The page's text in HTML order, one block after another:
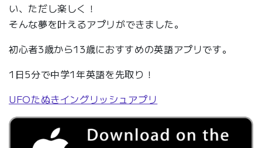
い、ただし楽しく！
そんな夢を叶えるアプリができました。
初心者3歳から13歳におすすめの英語アプリです。
1日5分で中学1年英語を先取り！
UFOたぬきイングリッシュアプリ